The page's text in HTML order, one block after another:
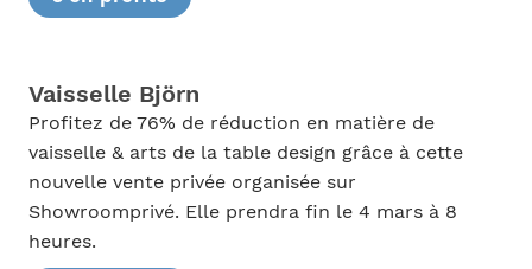
Vaisselle Björn
Profitez de 76% de réduction en matière de
vaisselle & arts de la table design grâce à cette
nouvelle vente privée organisée sur
Showroomprivé. Elle prendra fin le 4 mars à 8
heures.